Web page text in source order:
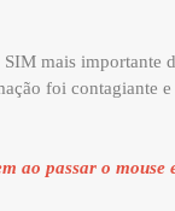
mais importante
foi contagiante
ao passar o